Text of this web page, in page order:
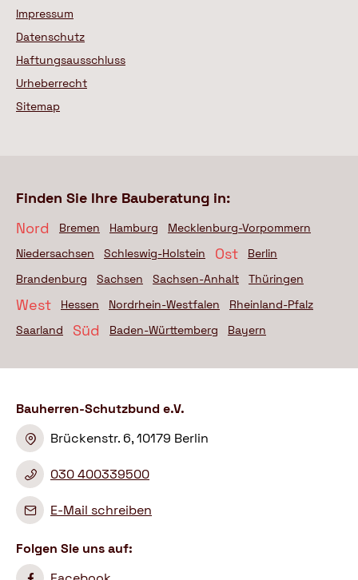
Impressum
Datenschutz
Haftungsausschluss
Urheberrecht
Sitemap
Finden Sie Ihre Bauberatung in:
Nord
Bremen Hamburg
Mecklenburg-Vorpommern
Niedersachsen
Schleswig-Holstein Ost
Berlin
Brandenburg
Sachsen Sachsen-Anhalt Thüringen
West Hessen Nordrhein-Westfalen
Rheinland-Pfalz
Saarland
Süd Baden-Württemberg Bayern
Bauherren-Schutzbund e.V.
Brückenstr. 6, 10179 Berlin
030 400339500
E-Mail schreiben
Folgen Sie uns auf: